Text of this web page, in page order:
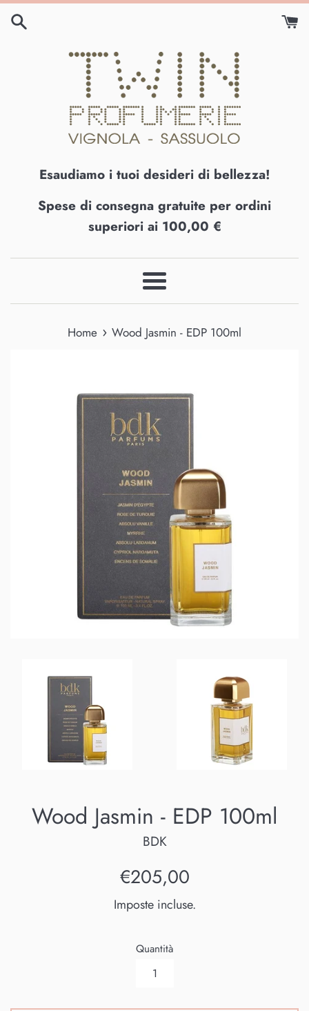
Vai
direttamente
Esaudiamo i tuoi desideri di bellezza!
Spese di consegna gratuite per ordini
superiori ai 100,00 €
Menu
Home › Wood Jasmin - EDP 100ml
Wood Jasmin - EDP 100ml
BDK
Prezzo
listino
€205,00
Imposte incluse.
Quantità